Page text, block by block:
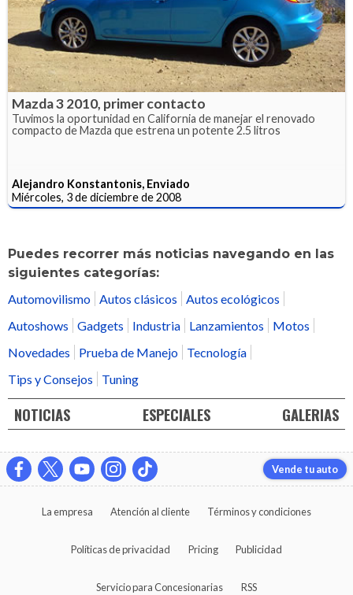
Mazda 3 2010, primer contacto
Tuvimos la oportunidad en California de manejar el renovado
compacto de Mazda que estrena un potente 2.5 litros
Alejandro Konstantonis, Enviado
Miércoles, 3 de diciembre de 2008
Puedes recorrer más noticias navegando en las
siguientes categorías:
Automovilismo Autos clásicos
Autos ecológicos
Autoshows
Gadgets Industria Lanzamientos
Motos
Novedades
Prueba de Manejo
Tecnología
Tips y Consejos
Tuning
NOTICIAS ESPECIALES GALERIAS
Vende tu auto
La empresa Atención al cliente Términos y condiciones
Políticas de privacidad Pricing Publicidad
Servicio para Concesionarias RSS